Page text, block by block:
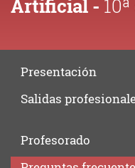
Artificial -
Presentación
Salidas
Profesorado